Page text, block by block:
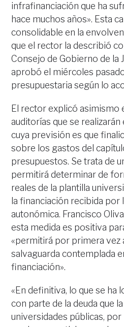
infrafinanciación que ha
hace muchos años». Esta
consolidable en la
que el rector la describió
Consejo de Gobierno de la
aprobó el miércoles
presupuestaria según lo
El rector explicó asimismo
auditorías que se
cuya previsión es que
sobre los gastos del
presupuestos. Se trata de
permitirá determinar de
reales de la plantilla
la financiación recibida por
autonómica. Francisco
esta medida es positiva
«permitirá por primera vez
salvaguarda contemplada
financiación».
«En definitiva, lo que se ha
con parte de la deuda que
universidades públicas,